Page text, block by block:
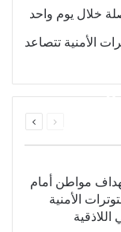
الأمنية تتصاعد
الصفحةالصفحة
نهج
مواطن أمام
الأمنية